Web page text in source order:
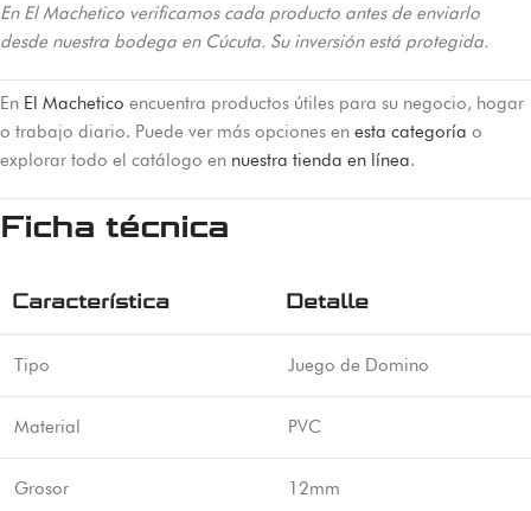
En El Machetico verificamos cada producto antes de enviarlo
desde nuestra bodega en Cúcuta. Su inversión está protegida.
En El Machetico encuentra productos útiles para su negocio, hogar
o trabajo diario. Puede ver más opciones en esta categoría o
explorar todo el catálogo en nuestra tienda en línea.
Ficha técnica
Característica Detalle
Tipo Juego de Domino
Material PVC
Grosor 12mm